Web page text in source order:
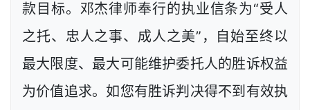
款目标。邓杰律师奉行的执业信条为“受人
之托、忠人之事、成人之美”，自始至终以
最大限度、最大可能维护委托人的胜诉权益
为价值追求。如您有胜诉判决得不到有效执